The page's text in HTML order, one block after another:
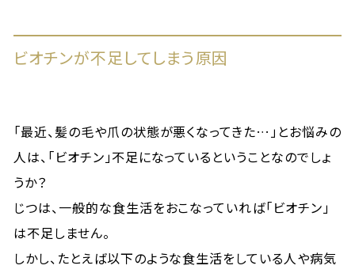
ビオチンが不足してしまう原因
「最近、髪の毛や爪の状態が悪くなってきた…」とお悩みの
人は、「ビオチン」不足になっているということなのでしょ
うか？
じつは、一般的な食生活をおこなっていれば「ビオチン」
は不足しません。
しかし、たとえば以下のような食生活をしている人や病気